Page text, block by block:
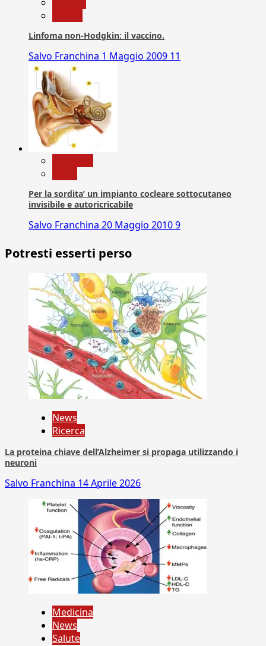
Linfoma non-Hodgkin: il vaccino.
Salvo Franchina 1 Maggio 2009 11
Per la sordita’ un impianto cocleare sottocutaneo
invisibile e autoricricabile
Salvo Franchina 20 Maggio 20109
Potresti esserti perso
News
Ricerca
La proteina chiave dell’Alzheimer si propaga utilizzando i
neuroni
Salvo Franchina 14 Aprile 2026
Medicina
News
Salute